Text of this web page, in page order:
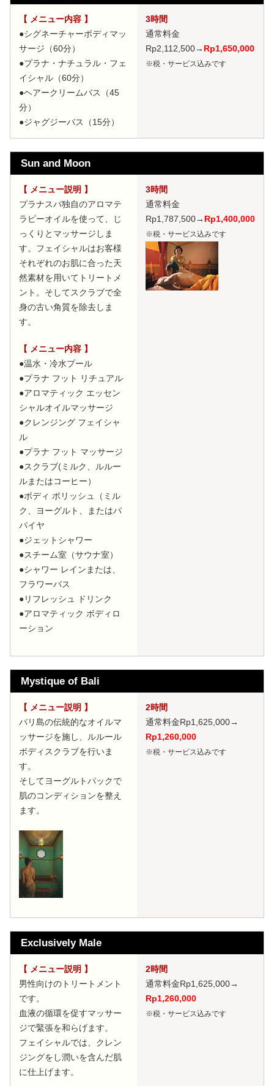
【 メニュー内容 】
●シグネーチャーボディマッ
サージ（60分）
●プラナ・ナチュラル・フェ
イシャル（60分）
●ヘアークリームバス（45
分）
●ジャグジーバス（15分）
3時間
通常料金
Rp2,112,500→ Rp1,650,000
※税・サービス込みです
Sun and Moon
【 メニュー説明 】
プラナスパ独自のアロマテ
ラピーオイルを使って、じ
っくりとマッサージしま
す。フェイシャルはお客様
それぞれのお肌に合った天
然素材を用いてトリートメ
ント。そしてスクラブで全
身の古い角質を除去しま
す。
【 メニュー内容 】
●温水・冷水プール
●プラナ フット リチュアル
●アロマティック エッセン
シャルオイルマッサージ
●クレンジング フェイシャ
ル
●プラナ フット マッサージ
●スクラブ(ミルク、ルルー
ルまたはコーヒー）
●ボディ ポリッシュ（ミル
ク、ヨーグルト、またはパ
パイヤ
●ジェットシャワー
●スチーム室（サウナ室）
●シャワー レインまたは、
フラワーバス
●リフレッシュ ドリンク
●アロマティック ボディロ
ーション
3時間
通常料金
Rp1,787,500→ Rp1,400,000
※税・サービス込みです
Mystique of Bali
【 メニュー説明 】
バリ島の伝統的なオイルマ
ッサージを施し、ルルール
ボディスクラブを行いま
す。
そしてヨーグルトパックで
肌のコンディションを整え
ます。
2時間
通常料金Rp1,625,000→
Rp1,260,000
※税・サービス込みです
Exclusively Male
【 メニュー説明 】
男性向けのトリートメント
です。
血液の循環を促すマッサー
ジで緊張を和らげます。
フェイシャルでは、クレン
ジングをし潤いを含んだ肌
に仕上げます。
2時間
通常料金Rp1,625,000→
Rp1,260,000
※税・サービス込みです